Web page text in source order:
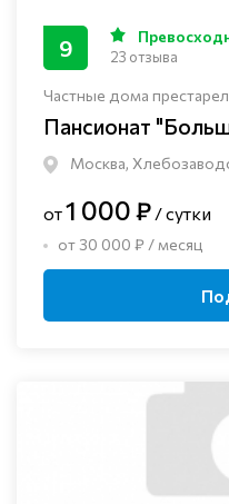
Частные дома
Пансионат
Москва,
9 23 отзыва
от1 000 ₽ / сутки
от 30 000 ₽ / месяц